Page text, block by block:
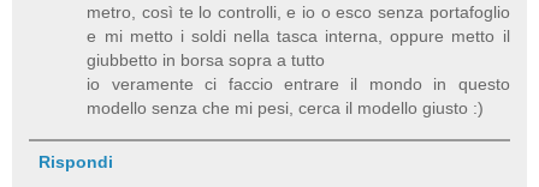
metro, così te lo controlli, e io o esco senza portafoglio
e mi metto i soldi nella tasca interna, oppure metto il
giubbetto in borsa sopra a tutto
io veramente ci faccio entrare il mondo in questo
modello senza che mi pesi, cerca il modello giusto :)
Rispondi